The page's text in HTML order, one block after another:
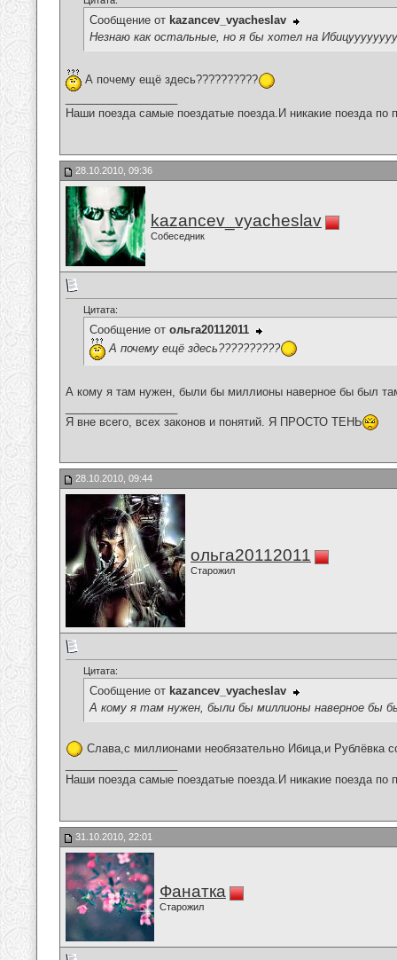
Сообщение от kazancev_vyacheslav
Незнаю как остальные, но я бы хотел на
А почему ещё здесь??????????
Наши поезда самые поездатые поезда.И никакие поезда по
28.10.2010, 09:36
kazancev_vyacheslav
Собеседник
Цитата:
Сообщение от ольга20112011
А почему ещё здесь??????????
А кому я там нужен, были бы миллионы наверное бы был
Я вне всего, всех законов и понятий. Я ПРОСТО ТЕНЬ
28.10.2010, 09:44
ольга20112011
Старожил
Цитата:
Сообщение от kazancev_vyacheslav
А кому я там нужен, были бы миллионы наверное бы
Слава,с миллионами необязательно Ибица,и Рублёвка
Наши поезда самые поездатые поезда.И никакие поезда по
31.10.2010, 22:01
Фанатка
Старожил